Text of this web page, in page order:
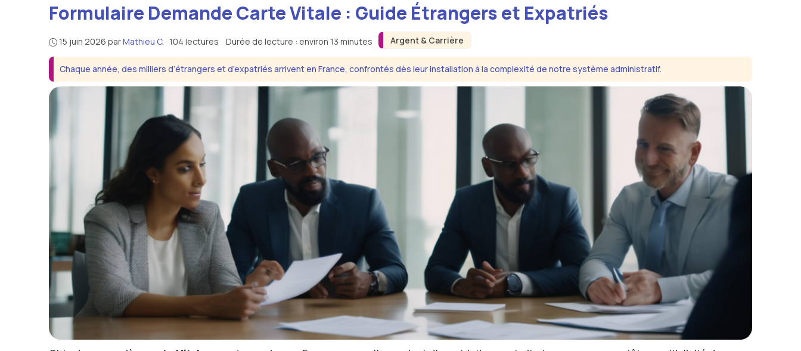
Argent & Carrière
Formulaire Demande Carte Vitale : Guide Étrangers et Expatriés
15 juin 2026 parMathieu C. · 104 lectures · Durée de lecture : environ 13 minutes
Chaque année, des milliers d’étrangers et d’expatriés arrivent en France, confrontés dès leur installation à la complexité de notre système administratif.